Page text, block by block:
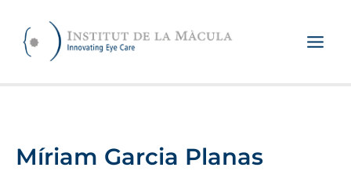
contingut
Míriam Garcia Planas